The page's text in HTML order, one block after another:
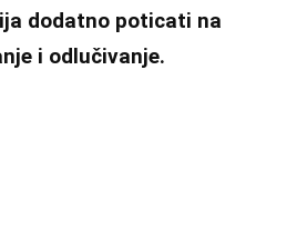
dodatno poticati na
i odlučivanje.